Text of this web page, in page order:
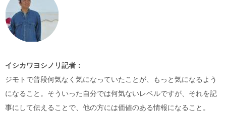
イシカワヨシノリ記者：
ジモトで普段何気なく気になっていたことが、もっと気になるよう
になること。そういった自分では何気ないレベルですが、それを記
事にして伝えることで、他の方には価値のある情報になること。